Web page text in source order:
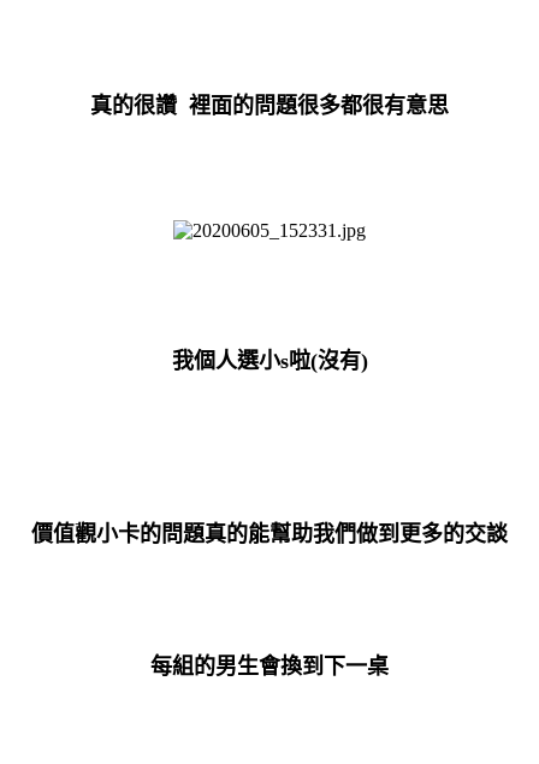
真的很讚 裡面的問題很多都很有意思
我個人選小s啦(沒有)
價值觀小卡的問題真的能幫助我們做到更多的交談
每組的男生會換到下一桌